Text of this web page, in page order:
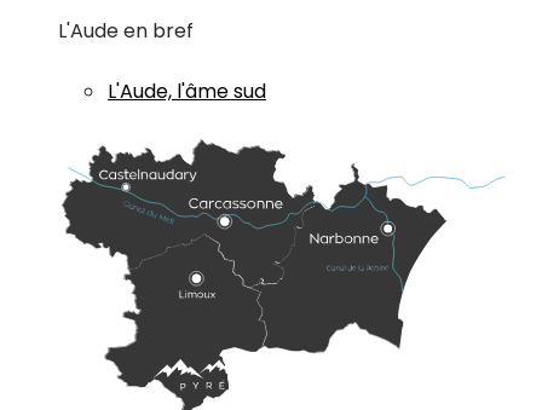
L'Aude en bref
L'Aude, l'âme sud